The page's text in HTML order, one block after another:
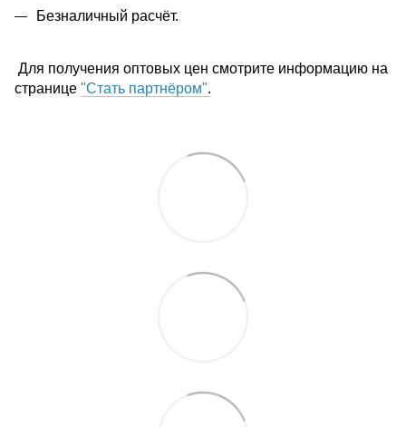
Безналичный расчёт.
Для получения оптовых цен смотрите информацию на
странице "Стать партнёром".